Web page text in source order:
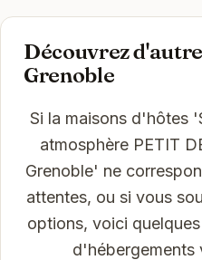
Découvrez
Grenoble
Si la maisons d'hôtes
atmosphère PETIT
Grenoble' ne
attentes, ou si vous
options, voici
d'hébergements